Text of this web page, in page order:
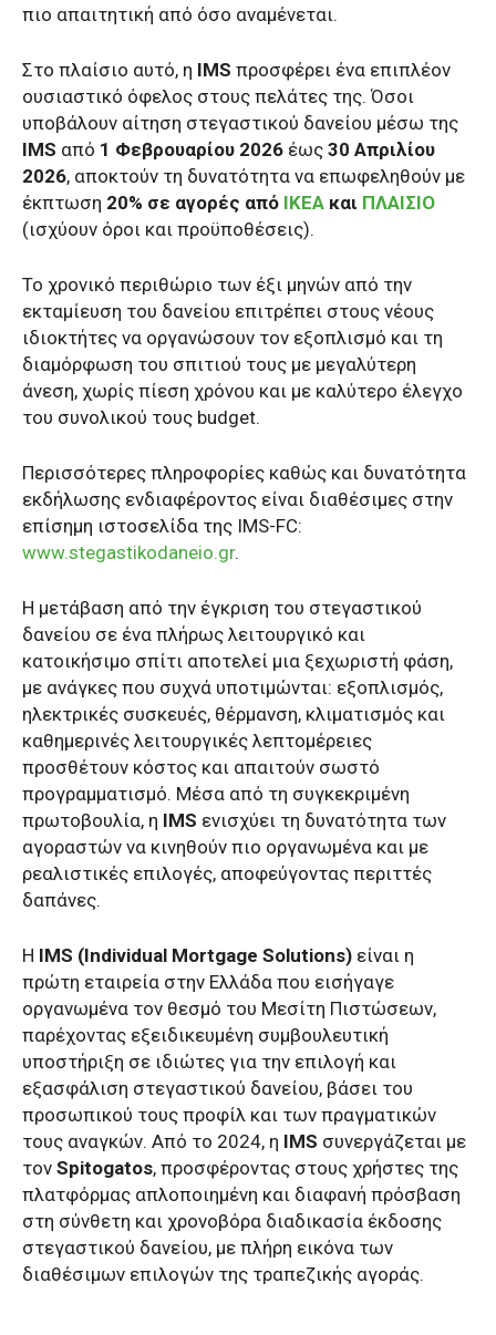
πιο απαιτητική από όσο αναμένεται.
Στο πλαίσιο αυτό, η IMS προσφέρει ένα επιπλέον
ουσιαστικό όφελος στους πελάτες της. Όσοι
υποβάλουν αίτηση στεγαστικού δανείου μέσω της
IMS από 1 Φεβρουαρίου 2026 έως 30 Απριλίου
2026, αποκτούν τη δυνατότητα να επωφεληθούν με
έκπτωση 20% σε αγορές από IKEA και ΠΛΑΙΣΙΟ
(ισχύουν όροι και προϋποθέσεις).
Το χρονικό περιθώριο των έξι μηνών από την
εκταμίευση του δανείου επιτρέπει στους νέους
ιδιοκτήτες να οργανώσουν τον εξοπλισμό και τη
διαμόρφωση του σπιτιού τους με μεγαλύτερη
άνεση, χωρίς πίεση χρόνου και με καλύτερο έλεγχο
του συνολικού τους budget.
Περισσότερες πληροφορίες καθώς και δυνατότητα
εκδήλωσης ενδιαφέροντος είναι διαθέσιμες στην
επίσημη ιστοσελίδα της IMS-FC:
www.stegastikodaneio.gr.
Η μετάβαση από την έγκριση του στεγαστικού
δανείου σε ένα πλήρως λειτουργικό και
κατοικήσιμο σπίτι αποτελεί μια ξεχωριστή φάση,
με ανάγκες που συχνά υποτιμώνται: εξοπλισμός,
ηλεκτρικές συσκευές, θέρμανση, κλιματισμός και
καθημερινές λειτουργικές λεπτομέρειες
προσθέτουν κόστος και απαιτούν σωστό
προγραμματισμό. Μέσα από τη συγκεκριμένη
πρωτοβουλία, η IMS ενισχύει τη δυνατότητα των
αγοραστών να κινηθούν πιο οργανωμένα και με
ρεαλιστικές επιλογές, αποφεύγοντας περιττές
δαπάνες.
Η IMS (Individual Mortgage Solutions) είναι η
πρώτη εταιρεία στην Ελλάδα που εισήγαγε
οργανωμένα τον θεσμό του Μεσίτη Πιστώσεων,
παρέχοντας εξειδικευμένη συμβουλευτική
υποστήριξη σε ιδιώτες για την επιλογή και
εξασφάλιση στεγαστικού δανείου, βάσει του
προσωπικού τους προφίλ και των πραγματικών
τους αναγκών. Από το 2024, η IMS συνεργάζεται με
τον Spitogatos, προσφέροντας στους χρήστες της
πλατφόρμας απλοποιημένη και διαφανή πρόσβαση
στη σύνθετη και χρονοβόρα διαδικασία έκδοσης
στεγαστικού δανείου, με πλήρη εικόνα των
διαθέσιμων επιλογών της τραπεζικής αγοράς.